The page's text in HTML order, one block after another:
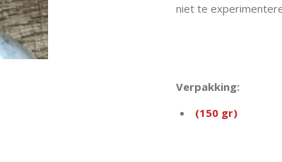
niet te
Verpakking:
(150 gr)